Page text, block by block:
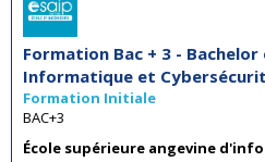
Formation Bac + 3 -
Informatique et
Formation Initiale
BAC+3
École supérieure angevine